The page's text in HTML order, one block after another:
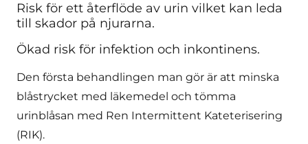
Risk för ett återflöde av urin vilket kan leda
till skador på njurarna.
Ökad risk för infektion och inkontinens.
Den första behandlingen man gör är att minska
blåstrycket med läkemedel och tömma
urinblåsan med Ren Intermittent Kateterisering
(RIK).